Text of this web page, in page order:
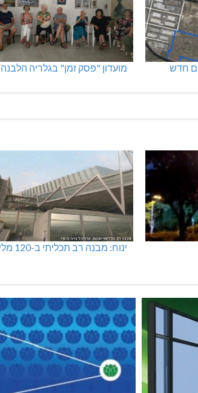
מועדון "פסק זמן" בגלריה הלבנה